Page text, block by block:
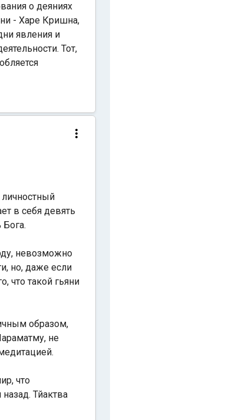
о деяниях
- Харе Кришна,
явления и
Тот,
личностный
в себя девять
невозможно
но, даже если
что такой гьяни
образом,
не
что
Тйактва